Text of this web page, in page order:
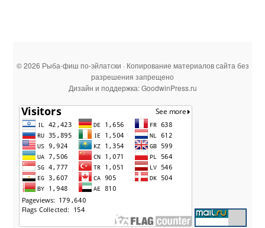
© 2026 Рыба-фиш по-эйлатски · Копирование материалов сайта без
разрешения запрещено
Дизайн и поддержка: GoodwinPress.ru